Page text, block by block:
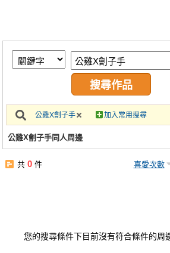
繪圖藝廊
交流中心
攤位轉讓區
會員功能選單
註冊會員
公雞X劊子手 加入常用搜尋
公雞X劊子手同人周邊
共0 件 喜愛次數
您的搜尋條件下目前沒有符合條件的周